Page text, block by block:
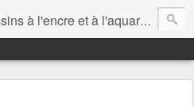
et à l'aquarelle par Caroline Lavergne, à Montréal et ailleurs (2007-2018)